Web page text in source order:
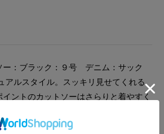
ー：ブラック：９号 デニム：サック
アルスタイル。スッキリ見せてくれる
ントのカットソーはさらりと着やすく
のサイズか一つ下のサイズをおすすめ